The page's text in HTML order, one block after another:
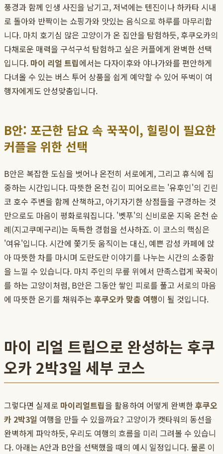
풍경과 함께 인생 사진을 남기고, 저녁에는 텐진이나 하카타 시내
로 돌아와 반짝이는 쇼핑가와 맛있는 음식으로 하루를 마무리합
니다. 마치 호기심 많은 고양이가 온 집안을 탐험하듯, 후쿠오카의
다채로운 매력을 구석구석 탐험하고 싶은 커플에게 완벽한 선택
입니다. 마이 리얼 트립에서는 다자이후와 야나가와를 편안하게
다녀올 수 있는 버스 투어 상품을 쉽게 예약할 수 있어 뚜벅이 여
행자에게도 안성맞춤입니다.
B안: 포근한 담요 속 꾹꾹이, 힐링이 필요한
커플을 위한 선택
B안은 복잡한 도심을 벗어나 온전히 서로에게, 그리고 휴식에 집
중하는 시간입니다. 따뜻한 온천 김이 피어오르는 '유후인'의 긴린
코 호수 주변을 함께 산책하고, 아기자기한 상점들을 구경하는 것
만으로도 마음이 평화로워집니다. '벳푸'의 신비로운 지옥 온천 순
례(지고쿠메구리)는 독특한 경험을 선사하죠. 이 코스의 핵심은
'여유'입니다. 시간에 쫓기듯 움직이는 대신, 예쁜 감성 카페에 앉
아 따뜻한 차를 마시며 도란도란 이야기를 나누는 시간의 소중함
을 느낄 수 있습니다. 마치 주인의 무릎 위에서 만족스럽게 꾹꾹이
를 하는 고양이처럼, B안은 그동안 쌓인 피로를 풀고 서로의 마음
에 따뜻한 온기를 채워주는 후쿠오카 맞춤 여행이 될 것입니다.
마이 리얼 트립으로 완성하는 후쿠
오카 2박3일 세부 코스
그렇다면 실제로 마이리얼트립을 활용하여 어떻게 완벽한후쿠오
카 2박3일 여행을 만들 수 있을까요? 고양이가 캣타워의 동선을
완벽하게 파악하듯, 우리도 여행의 흐름을 미리 그려볼 수 있습니
다. 아래는 A안과 B안을 선택했을 때의 예시 일정입니다. 물론 이